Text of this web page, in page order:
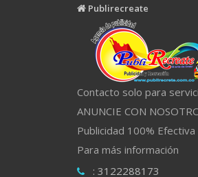
Publirecreate
Contacto solo para
ANUNCIE CON
Publicidad 100% Efectiva
Para más información
: 3122288173